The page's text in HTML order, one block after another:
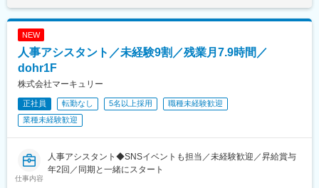
・Web戦略立案、企画提案
・サイト構想、要件定義
・提案書、企画書作成
・プロジェクトマネジメント
・公開後の改善提案、運用支援
■組織構成
コンサルティング組織は計7名体制です。リーダー1名とメンバー
ながらプロジェクトを推進しています。
■業務の特徴
性があります。月給(月額)は固定手当を含めた表記です。
NEW
人事アシスタント／未経験9割／残業月7.9時間／
dohr1F
株式会社マーキュリー
正社員 転勤なし 5名以上採用
職種未経験歓迎
業種未経験歓迎
仕事内容
人事アシスタント◆SNSイベントも担当／未経験歓迎／昇給賞与
年2回／同期と一緒にスタート